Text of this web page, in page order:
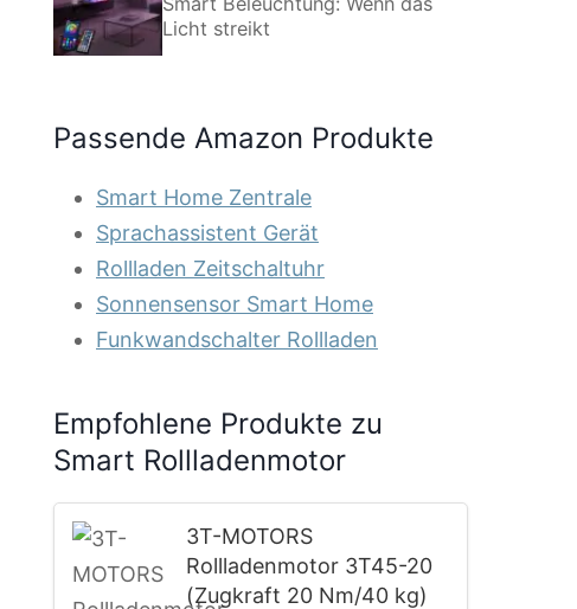
Licht streikt
Passende Amazon Produkte
Smart Home Zentrale
Sprachassistent Gerät
Rollladen Zeitschaltuhr
Sonnensensor Smart Home
Funkwandschalter Rollladen
Empfohlene Produkte zu
Smart Rollladenmotor
3T-MOTORS
Rollladenmotor 3T45-20
(Zugkraft 20 Nm/40 kg)